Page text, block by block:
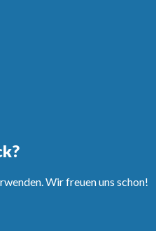
Wir freuen uns schon!